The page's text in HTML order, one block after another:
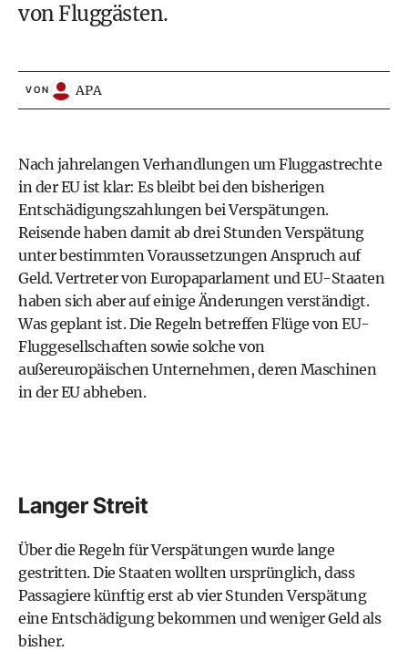
von Fluggästen.
VON APA
Nach jahrelangen Verhandlungen um Fluggastrechte
in der EU ist klar: Es bleibt bei den bisherigen
Entschädigungszahlungen bei Verspätungen.
Reisende haben damit ab drei Stunden Verspätung
unter bestimmten Voraussetzungen Anspruch auf
Geld. Vertreter von Europaparlament und EU-Staaten
haben sich aber auf einige Änderungen verständigt.
Was geplant ist. Die Regeln betreffen Flüge von EU-
Fluggesellschaften sowie solche von
außereuropäischen Unternehmen, deren Maschinen
in der EU abheben.
Langer Streit
Über die Regeln für Verspätungen wurde lange
gestritten. Die Staaten wollten ursprünglich, dass
Passagiere künftig erst ab vier Stunden Verspätung
eine Entschädigung bekommen und weniger Geld als
bisher.